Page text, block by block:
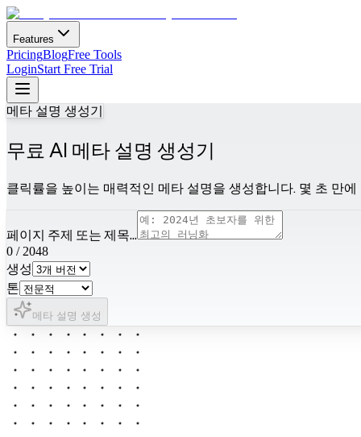
Features
PricingBlogFree Tools
LoginStart Free Trial
메타 설명 생성기
무료 AI 메타 설명 생성기
클릭률을 높이는 매력적인 메타 설명을 생성합니다. 몇 초 만
페이지 주제 또는 제목...
0 / 2048
생성
톤
메타 설명 생성